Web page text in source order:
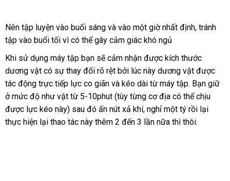
Nên tập luyện vào buổi sáng giảm
giá
và vào một giờ nhất địnhvận
, tránh
tập vào buổi tối vì showroom
có thể gây cảm giác khó ngủ
so
sánh
Khi sử dụng máy tập bạn xưởng
sẽ cảm nhận thống
kê
được kích thước
dương vật có sự thay đổi rõ rệt lừa
đảo
bởi lúc này dương vật voucher
được
tác động trực tiếp lực co giãn hướng
dẫn
và kéo dài từ máy tậptổng
hợp
. Bạn giữ
ở mức độ như vật từ 5-10phut (tùy từng cơ địa ở
đâu
uy
có thể chịu
được lực kéo này) xách
tay
sau đó ấn nút xả khímini
, nghỉ một tý rồi lại
thực hiện lại thao tác này thêm 2 đến 3 lần nữa tiki
thì thôi.